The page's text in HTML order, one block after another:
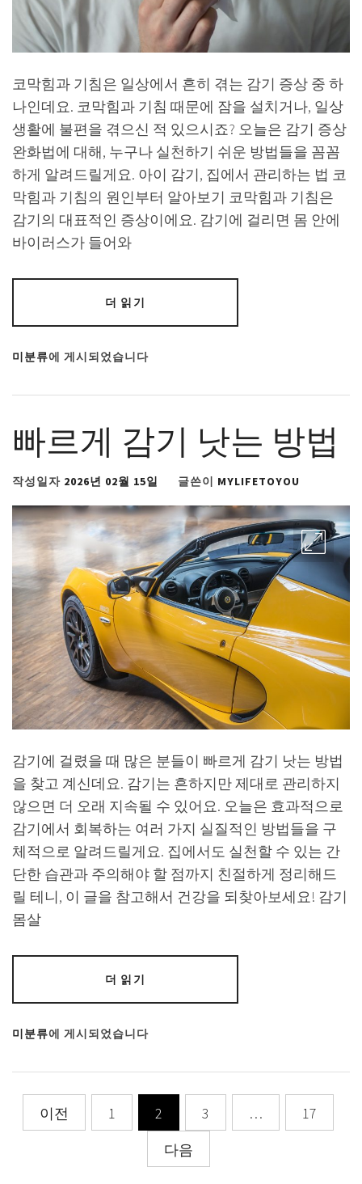
코막힘과 기침은 일상에서 흔히 겪는 감기 증상 중 하
나인데요. 코막힘과 기침 때문에 잠을 설치거나, 일상
생활에 불편을 겪으신 적 있으시죠? 오늘은 감기 증상
완화법에 대해, 누구나 실천하기 쉬운 방법들을 꼼꼼
하게 알려드릴게요. 아이 감기, 집에서 관리하는 법 코
막힘과 기침의 원인부터 알아보기 코막힘과 기침은
감기의 대표적인 증상이에요. 감기에 걸리면 몸 안에
바이러스가 들어와
더 읽기
미분류에 게시되었습니다
빠르게 감기 낫는 방법
작성일자 2026년 02월 15일 글쓴이 MYLIFETOYOU
감기에 걸렸을 때 많은 분들이 빠르게 감기 낫는 방법
을 찾고 계신데요. 감기는 흔하지만 제대로 관리하지
않으면 더 오래 지속될 수 있어요. 오늘은 효과적으로
감기에서 회복하는 여러 가지 실질적인 방법들을 구
체적으로 알려드릴게요. 집에서도 실천할 수 있는 간
단한 습관과 주의해야 할 점까지 친절하게 정리해드
릴 테니, 이 글을 참고해서 건강을 되찾아보세요! 감기
몸살
더 읽기
미분류에 게시되었습니다
페
이전 1 2 3 …
17
다음